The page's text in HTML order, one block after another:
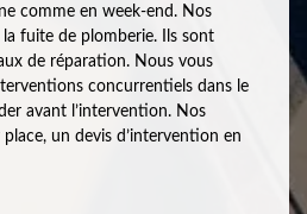
comme en week-end. Nos
fuite de plomberie. Ils sont
de réparation. Nous vous
concurrentiels dans le
avant l’intervention. Nos
un devis d’intervention en